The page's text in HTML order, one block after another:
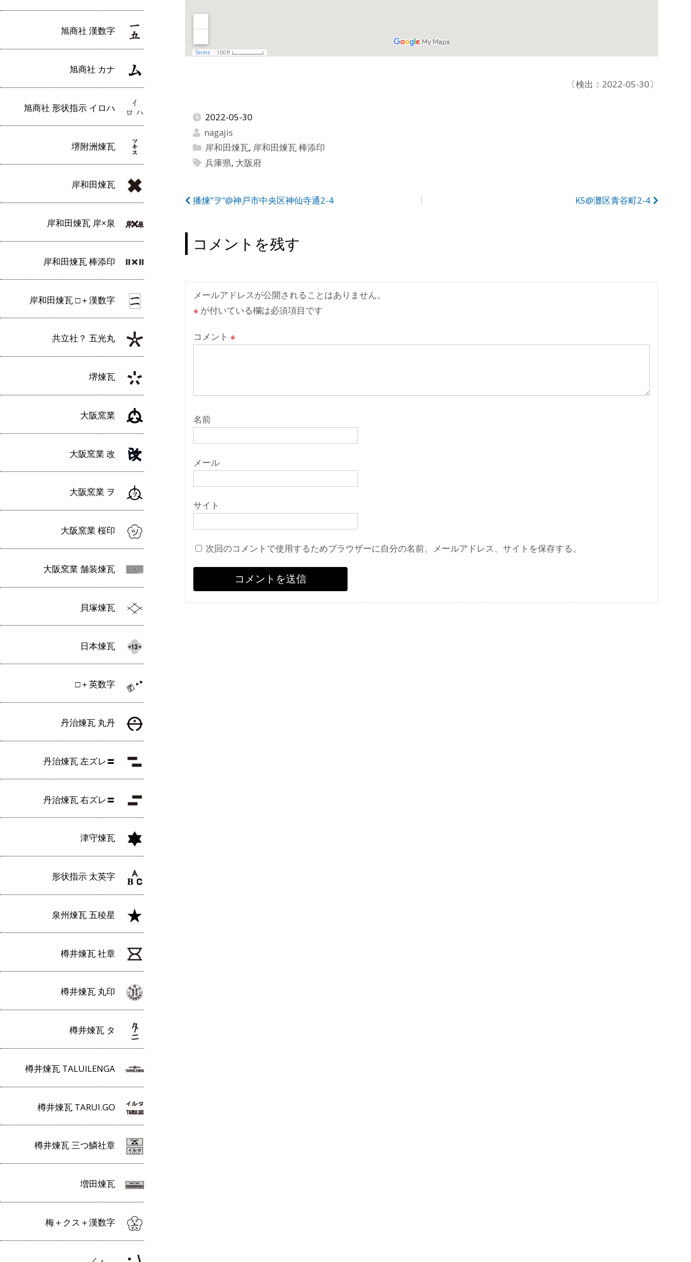
旭商社 漢数字
旭商社 カナ
旭商社 形状指示 イロハ
堺附洲煉瓦
岸和田煉瓦
岸和田煉瓦 岸×泉
岸和田煉瓦 棒添印
岸和田煉瓦 □＋漢数字
共立社？ 五光丸
堺煉瓦
大阪窯業
大阪窯業 改
大阪窯業 ヲ
大阪窯業 桜印
大阪窯業 舗装煉瓦
貝塚煉瓦
日本煉瓦
□＋英数字
丹治煉瓦 丸丹
丹治煉瓦 左ズレ〓
丹治煉瓦 右ズレ〓
津守煉瓦
形状指示 太英字
泉州煉瓦 五稜星
樽井煉瓦 社章
樽井煉瓦 丸印
樽井煉瓦 タ
樽井煉瓦 TALUILENGA
樽井煉瓦 TARUI.GO
樽井煉瓦 三つ鱗社章
増田煉瓦
梅＋クス＋漢数字
〔検出：2022-05-30〕
2022-05-30
nagajis
岸和田煉瓦, 岸和田煉瓦 棒添印
兵庫県, 大阪府
投
ナ
ビ
ゲ
ー
シ
ョ
ン
K5@灘区青谷町2-4
播煉”ヲ”@神戸市中央区神仙寺通2-4
コメントを残す
メールアドレスが公開されることはありません。
※ が付いている欄は必須項目です
コメント ※
名前
メール
サイト
次回のコメントで使用するためブラウザーに自分の名前、メールアドレス、サイトを保存する。